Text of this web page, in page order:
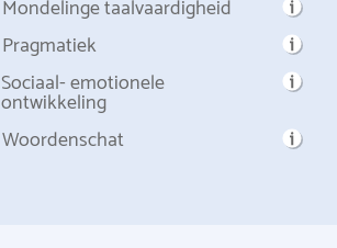
Mondelinge taalvaardigheid
Pragmatiek
Sociaal- emotionele
ontwikkeling
Woordenschat